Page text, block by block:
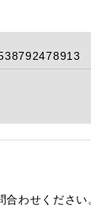
わせください